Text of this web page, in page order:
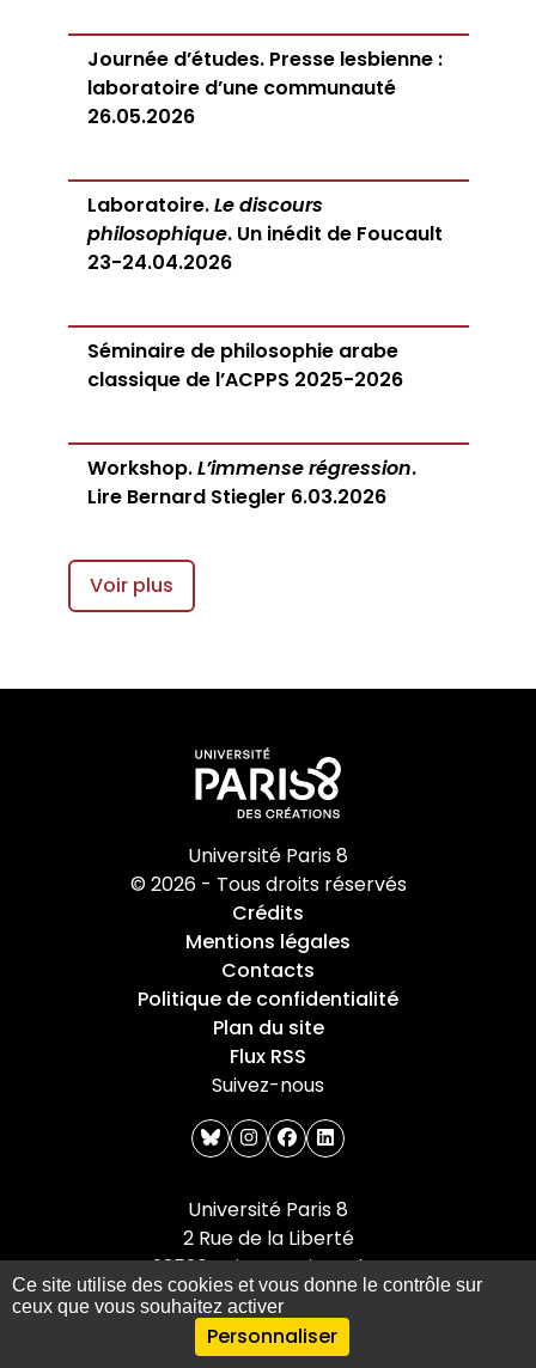
Ce site utilise des cookies et vous donne le contrôle sur
ceux que vous souhaitez activer
Personnaliser
Journée d’études. Presse lesbienne :
laboratoire d’une communauté
26.05.2026
Laboratoire.Le discours
philosophique. Un inédit de Foucault
23-24.04.2026
Séminaire de philosophie arabe
classique de l’ACPPS 2025-2026
Workshop.L’immense régression.
Lire Bernard Stiegler 6.03.2026
Voir plus
Université Paris 8
© 2026 - Tous droits réservés
Crédits
Mentions légales
Contacts
Politique de confidentialité
Plan du site
Flux RSS
Suivez-nous
blueskyinstagram
facebook
linkedin
Université Paris 8
2 Rue de la Liberté
93526 Saint-Denis cedex
Tel : +33(0)1 49 40 67 89